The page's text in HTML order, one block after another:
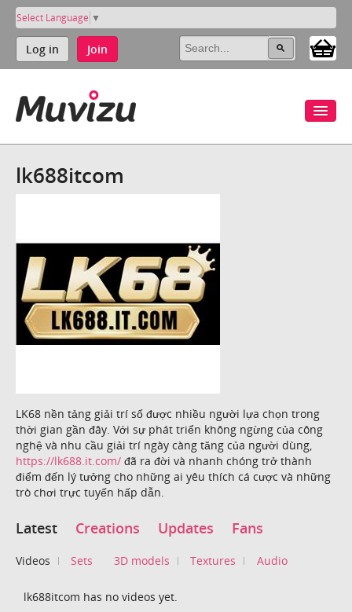
Select Language ▼
Log in Join
lk688itcom
LK68 nền tảng giải trí số được nhiều người lựa chọn trong
thời gian gần đây. Với sự phát triển không ngừng của công
nghệ và nhu cầu giải trí ngày càng tăng của người dùng,
https://lk688.it.com/ đã ra đời và nhanh chóng trở thành
điểm đến lý tưởng cho những ai yêu thích cá cược và những
trò chơi trực tuyến hấp dẫn.
Latest Creations Updates Fans
Videos Sets 3D models Textures Audio
lk688itcom has no videos yet.